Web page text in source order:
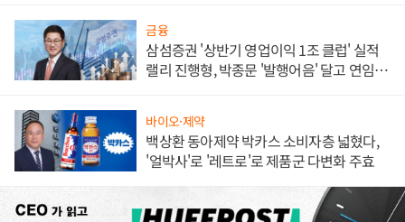
금융
삼섬증권 '상반기 영업이익 1조 클럽' 실적
랠리 진행형, 박종문 '발행어음' 달고 연임 향
바이오·제약
백상환 동아제약 박카스 소비자층 넓혔다,
'얼박사'로 '레트로'로 제품군 다변화 주효